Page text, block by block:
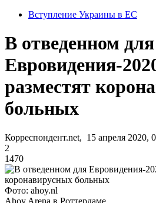
Вступление Украины в ЕС
В отведенном для
Евровидения-
разместят
больных
Корреспондент.net, 15 апреля 2020,
2
1470
Фото: ahoy.nl
Ahoy Arena в Роттердаме